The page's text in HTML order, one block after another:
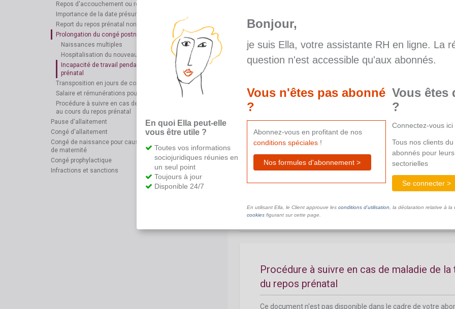
Repos d'accouchement ou repos postnatal
Importance de la date présumée de l'accouchement
Report du repos prénatal non pris
Prolongation du congé postnatal
Naissances multiples
Hospitalisation du nouveau-né
Incapacité de travail pendant toute la période du repos
prénatal
Transposition en jours de congé postnatal
Salaire et rémunérations pour le congé de maternité
Procédure à suivre en cas de maladie de la travailleuse
au cours du repos prénatal
Pause d'allaitement
Congé d'allaitement
Congé de naissance pour cause de conversion du repos
de maternité
Congé prophylactique
Infractions et sanctions
Transposition en jours de congé postnatal
aide supplémentaire.
Salaire et rémunérations pour le congé de
Ce document n'est pas disponible dans le cadre de votre
Procédure à suivre en cas de maladie de
du repos prénatal
Ce document n'est pas disponible dans le cadre de votre
En quoi Ella peut-elle
vous être utile ?
Toutes vos informations
sociojuridiques réunies en
un seul point
Toujours à jour
Disponible 24/7
Bonjour,
je suis Ella, votre assistante RH en ligne. La
question n'est accessible qu'aux abonnés.
Vous n'êtes pas abonné
?
Abonnez-vous en profitant de nos
conditions spéciales!
Nos formules d'abonnement >
Vous êtes
?
Connectez-vous
Tous nos clients
abonnés pour
sectorielles
Se connecter >
En utilisant Ella, le Client approuve les conditions d’utilisation , la déclaration relative à la
cookiesfigurant sur cette page.